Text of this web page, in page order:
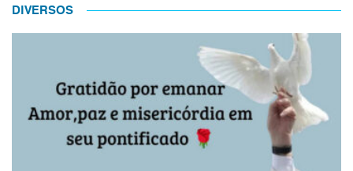
DIVERSOS